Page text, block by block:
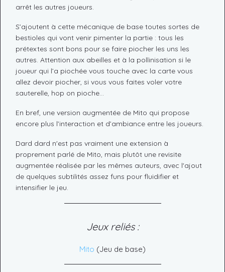
arrêt les autres joueurs.
S’ajoutent à cette mécanique de base toutes sortes de
bestioles qui vont venir pimenter la partie : tous les
prétextes sont bons pour se faire piocher les uns les
autres. Attention aux abeilles et à la pollinisation si le
joueur qui l’a piochée vous touche avec la carte vous
allez devoir piocher, si vous vous faites voler votre
sauterelle, hop on pioche…
En bref, une version augmentée de Mito qui propose
encore plus l’interaction et d’ambiance entre les joueurs.
Dard dard n'est pas vraiment une extension à
proprement parlé de Mito, mais plutôt une revisite
augmentée réalisée par les mêmes auteurs, avec l'ajout
de quelques subtilités assez funs pour fluidifier et
intensifier le jeu.
Jeux reliés :
Mito (Jeu de base)